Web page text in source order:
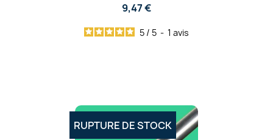
9,47 €
5 / 5 - 1 avis
RUPTURE DE STOCK